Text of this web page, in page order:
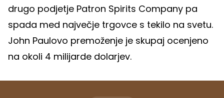
drugo podjetje Patron Spirits Company pa
spada med največje trgovce s tekilo na svetu.
John Paulovo premoženje je skupaj ocenjeno
na okoli 4 milijarde dolarjev.